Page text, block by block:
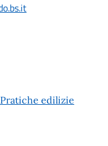
edilizie